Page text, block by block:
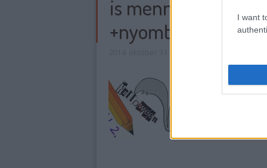
I want
is menni fog
+nyomtatható
Itt van
éjszakája.
egy klassz